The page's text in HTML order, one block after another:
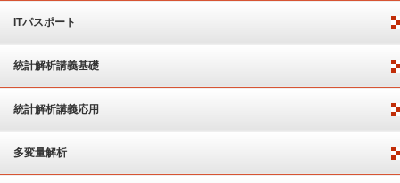
ITパスポート
統計解析講義基礎
統計解析講義応用
多変量解析